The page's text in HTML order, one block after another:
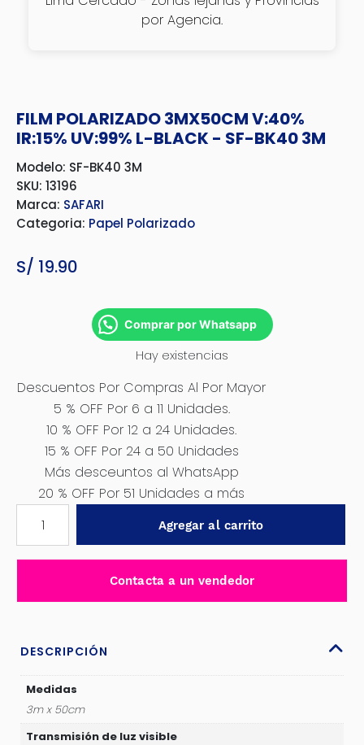
por Agencia.
FILM POLARIZADO 3MX50CM V:40%
IR:15% UV:99% L-BLACK - SF-BK40 3M
Modelo: SF-BK40 3M
SKU: 13196
Marca: SAFARI
Categoria: Papel Polarizado
S/ 19.90
Comprar por Whatsapp
Hay existencias
Descuentos Por Compras Al Por Mayor
5 % OFF Por 6 a 11 Unidades.
10 % OFF Por 12 a 24 Unidades.
15 % OFF Por 24 a 50 Unidades
Más desceuntos al WhatsApp
20 % OFF Por 51 Unidades a más
POLARIZADO
3MX50CM
BLACK
SF-
BK40
3M
Agregar al carrito
Contacta a un vendedor
DESCRIPCIÓN
Medidas
3m x 50cm
Transmisión de luz visible